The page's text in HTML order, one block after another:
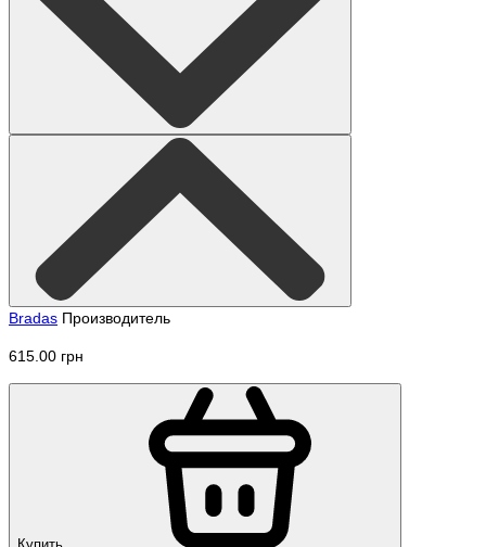
Bradas Производитель
615.00 грн